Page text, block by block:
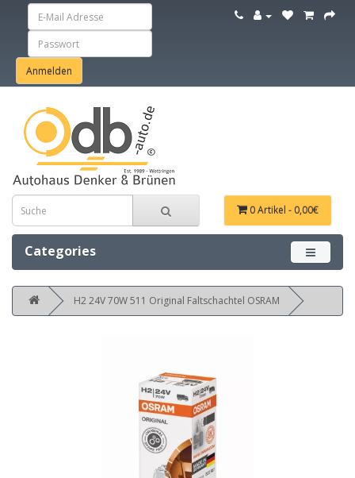
0 Artikel - 0,00€
Categories Menü
H2 24V 70W 511 Original Faltschachtel OSRAM